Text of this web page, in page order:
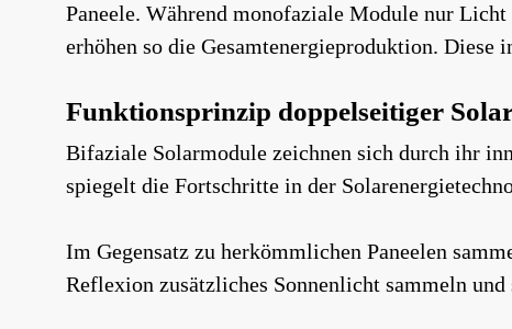
Paneele. Während monofaziale Module nur
erhöhen so die Gesamtenergieproduktion.
Funktionsprinzip doppelseitiger
Bifaziale Solarmodule zeichnen sich durch ihr
spiegelt die Fortschritte in der
Im Gegensatz zu herkömmlichen Paneelen
Reflexion zusätzliches Sonnenlicht sammeln